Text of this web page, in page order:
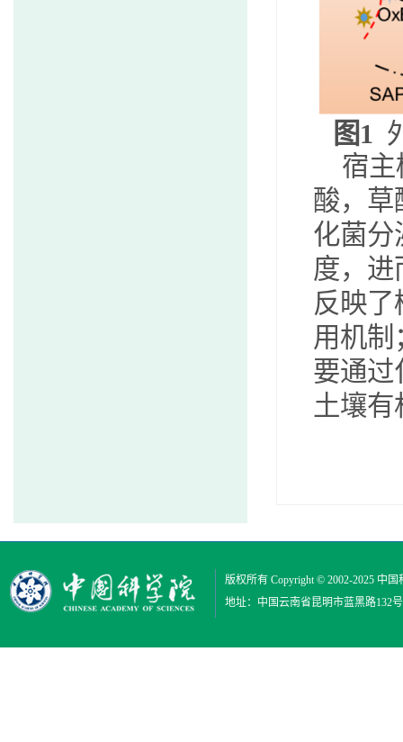
图1
宿
酸，草
化菌分
度，进
反映了
用机制
要通过
土壤有
版权所有 Copyright © 2002-2025 中国
地址：中国云南省昆明市蓝黑路